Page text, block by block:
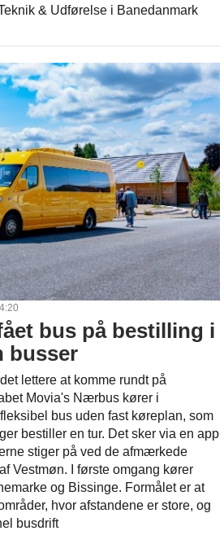
& Udførelse i Banedanmark
bus på bestilling i
busser
lettere at komme rundt på
Movia's Nærbus kører i
bus uden fast køreplan, som
bestiller en tur. Det sker via en app
stiger på ved de afmærkede
Vestmøn. I første omgang kører
og Bissinge. Formålet er at
hvor afstandene er store, og
busdrift